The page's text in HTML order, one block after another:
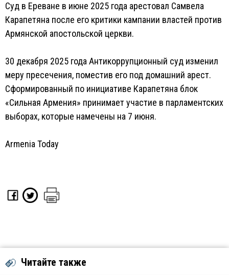
Суд в Ереване в июне 2025 года арестовал Самвела
Карапетяна после его критики кампании властей против
Армянской апостольской церкви.
30 декабря 2025 года Антикоррупционный суд изменил
меру пресечения, поместив его под домашний арест.
Сформированный по инициативе Карапетяна блок
«Сильная Армения» принимает участие в парламентских
выборах, которые намечены на 7 июня.
Armenia Today
Читайте также